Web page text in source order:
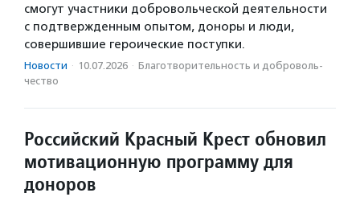
смогут участники добровольческой деятельности
с подтвержденным опытом, доноры и люди,
совершившие героические поступки.
Новости · 10.07.2026 · Благотвори­тель­ность и доброволь­
чест­во
Российский Красный Крест обновил
мотивационную программу для
доноров